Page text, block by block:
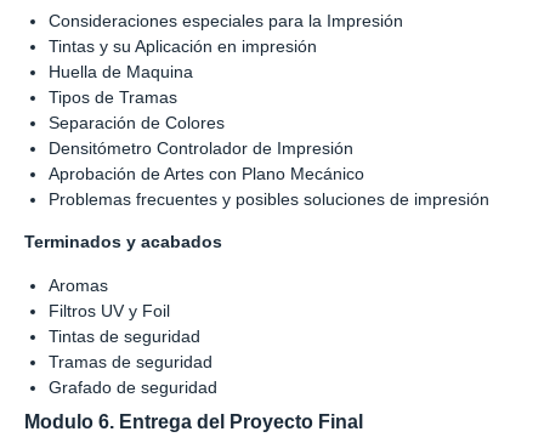
Consideraciones especiales para la Impresión
Tintas y su Aplicación en impresión
Huella de Maquina
Tipos de Tramas
Separación de Colores
Densitómetro Controlador de Impresión
Aprobación de Artes con Plano Mecánico
Problemas frecuentes y posibles soluciones de impresión
Terminados y acabados
Aromas
Filtros UV y Foil
Tintas de seguridad
Tramas de seguridad
Grafado de seguridad
Modulo 6. Entrega del Proyecto Final